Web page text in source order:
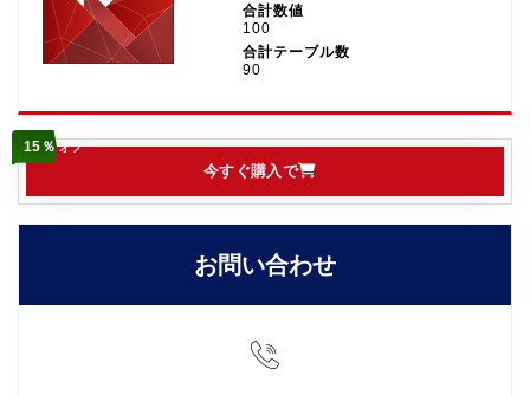
合計数値
100
合計テーブル数
90
今すぐ購入で
15％オフ
お問い合わせ